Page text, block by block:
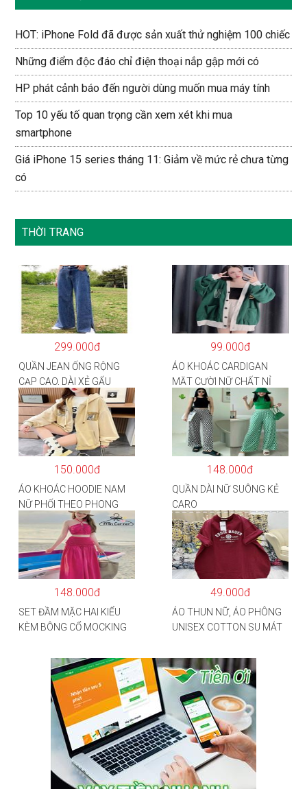
HOT: iPhone Fold đã được sản xuất thử nghiệm 100 chiếc
Những điểm độc đáo chỉ điện thoại nắp gập mới có
HP phát cảnh báo đến người dùng muốn mua máy tính
Top 10 yếu tố quan trọng cần xem xét khi mua
smartphone
Giá iPhone 15 series tháng 11: Giảm về mức rẻ chưa từng
có
THỜI TRANG
299.000đ
QUẦN JEAN ỐNG RỘNG
CẠP CAO, DÀI XẺ GẤU
PHONG CÁCH J6
99.000đ
ÁO KHOÁC CARDIGAN
MẶT CƯỜI NỮ CHẤT NỈ
COTTON
150.000đ
ÁO KHOÁC HOODIE NAM
NỮ PHỐI THEO PHONG
CÁCH HÀN QUỐC FORM
RỘNG HÌNH THÊU SIÊU
ĐẸP CỰC CHẤT LƯỢNG
HÀNG HOT TREND
148.000đ
QUẦN DÀI NỮ SUÔNG KẺ
CARO
148.000đ
SET ĐẦM MẶC HAI KIỂU
KÈM BÔNG CỔ MOCKING
49.000đ
ÁO THUN NỮ, ÁO PHÔNG
UNISEX COTTON SU MÁT